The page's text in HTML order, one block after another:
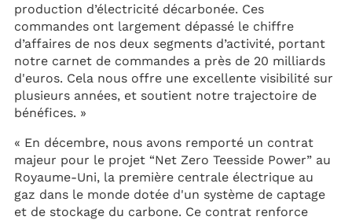
production d’électricité décarbonée. Ces
commandes ont largement dépassé le chiffre
d’affaires de nos deux segments d’activité, portant
notre carnet de commandes a près de 20 milliards
d'euros. Cela nous offre une excellente visibilité sur
plusieurs années, et soutient notre trajectoire de
bénéfices. »
« En décembre, nous avons remporté un contrat
majeur pour le projet “Net Zero Teesside Power” au
Royaume-Uni, la première centrale électrique au
gaz dans le monde dotée d'un système de captage
et de stockage du carbone. Ce contrat renforce